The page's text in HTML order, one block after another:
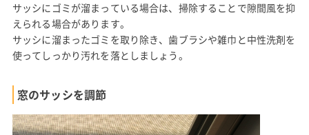
サッシにゴミが溜まっている場合は、掃除することで隙間風を抑
えられる場合があります。
サッシに溜まったゴミを取り除き、歯ブラシや雑巾と中性洗剤を
使ってしっかり汚れを落としましょう。
窓のサッシを調節